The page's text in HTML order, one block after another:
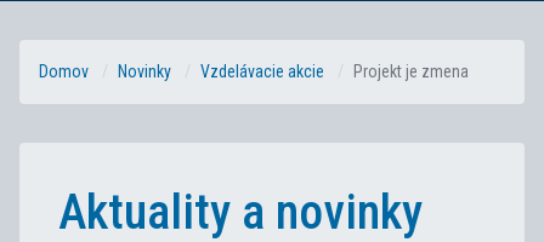
Domov Novinky Vzdelávacie akcie Projekt je zmena
Aktuality a novinky